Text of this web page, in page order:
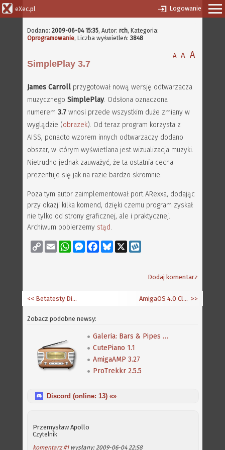
eXec.pl Logowanie
Dodano: 2009-06-04 15:35, Autor: rch, Kategoria:
Oprogramowanie, Liczba wyświetleń: 3848
A A A
SimplePlay 3.7
James Carroll przygotował nową wersję odtwarzacza
muzycznego SimplePlay. Odsłona oznaczona
numerem 3.7 wnosi przede wszystkim duże zmiany w
wyglądzie (obrazek). Od teraz program korzysta z
AISS, ponadto wzorem innych odtwarzaczy dodano
obszar, w którym wyświetlana jest wizualizacja muzyki.
Nietrudno jednak zauważyć, że ta ostatnia cecha
prezentuje się jak na razie bardzo skromnie.
Poza tym autor zaimplementował port ARexxa, dodając
przy okazji kilka komend, dzięki czemu program zyskał
nie tylko od strony graficznej, ale i praktycznej.
Archiwum pobierzemy stąd.
Copy
Link
Email WhatsAppMessenger
FacebookBluesky
Dodaj komentarz
AmigaOS 4.0 Classic - oferta specjalna >>
<< Betatesty DigiBosterPro
Zobacz podobne newsy:
Galeria: Bars & Pipes Professional
CutePiano 1.1
AmigaAMP 3.27
ProTrekkr 2.5.5
Discord (online: 13) «»
Przemysław Apollo
Czytelnik
komentarz #1wysłany: 2009-06-04 22:58